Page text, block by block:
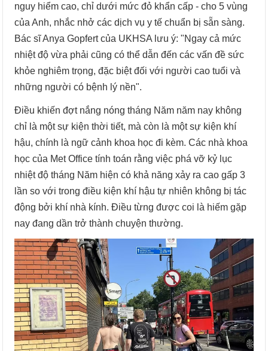
nguy hiểm cao, chỉ dưới mức đỏ khẩn cấp - cho 5 vùng
của Anh, nhắc nhở các dịch vụ y tế chuẩn bị sẵn sàng.
Bác sĩ Anya Gopfert của UKHSA lưu ý: "Ngay cả mức
nhiệt độ vừa phải cũng có thể dẫn đến các vấn đề sức
khỏe nghiêm trọng, đặc biệt đối với người cao tuổi và
những người có bệnh lý nền".
Điều khiến đợt nắng nóng tháng Năm năm nay không
chỉ là một sự kiện thời tiết, mà còn là một sự kiện khí
hậu, chính là ngữ cảnh khoa học đi kèm. Các nhà khoa
học của Met Office tính toán rằng việc phá vỡ kỷ lục
nhiệt độ tháng Năm hiện có khả năng xảy ra cao gấp 3
lần so với trong điều kiện khí hậu tự nhiên không bị tác
động bởi khí nhà kính. Điều từng được coi là hiếm gặp
nay đang dần trở thành chuyện thường.